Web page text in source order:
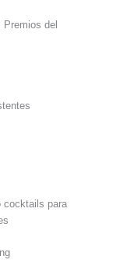
Premios del
cocktails para